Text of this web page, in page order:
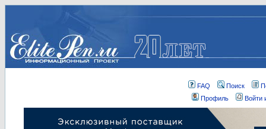
FAQ Поиск
Профиль
Войти